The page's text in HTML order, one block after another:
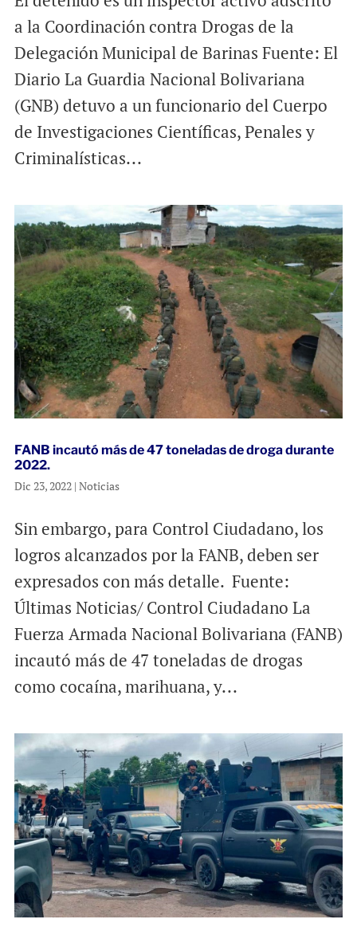
a la Coordinación contra Drogas de la
Delegación Municipal de Barinas Fuente: El
Diario La Guardia Nacional Bolivariana
(GNB) detuvo a un funcionario del Cuerpo
de Investigaciones Científicas, Penales y
Criminalísticas...
FANB incautó más de 47 toneladas de droga durante
2022.
Dic 23, 2022| Noticias
Sin embargo, para Control Ciudadano, los
logros alcanzados por la FANB, deben ser
expresados con más detalle. Fuente:
Últimas Noticias/ Control Ciudadano La
Fuerza Armada Nacional Bolivariana (FANB)
incautó más de 47 toneladas de drogas
como cocaína, marihuana, y...